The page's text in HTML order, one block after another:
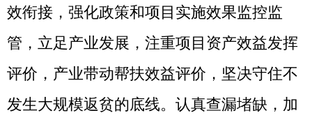
管理主体责任情况，从项目支出绩效、部门
单位整体支出绩效、直达资金绩效、产业发
绩效、基础工作等方面按照百分制进行评价
打分，对工作排名靠前的部门县（市）予以